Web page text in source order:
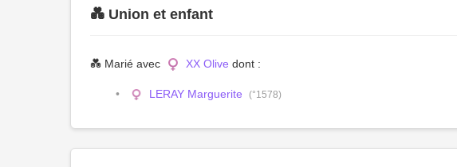
💑 Union et enfant
💑 Marié avec XX Olive dont :
LERAY Marguerite (°1578)